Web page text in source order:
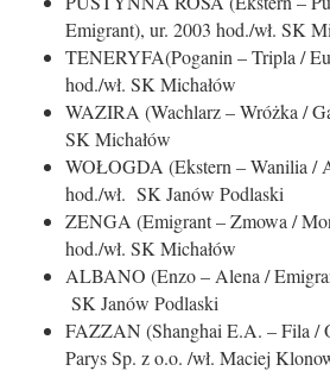
Emigrant), ur. 2003 hod./wł. SK
TENERYFA(Poganin – Tripla /
hod./wł. SK Michałów
WAZIRA (Wachlarz – Wróżka /
SK Michałów
WOŁOGDA (Ekstern – Wanilia /
hod./wł. SK Janów Podlaski
ZENGA (Emigrant – Zmowa /
hod./wł. SK Michałów
ALBANO (Enzo – Alena /
SK Janów Podlaski
FAZZAN (Shanghai E.A. – Fila /
Parys Sp. z o.o. /wł. Maciej